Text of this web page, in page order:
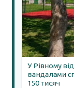
У Рівному
вандалами
150 тисяч